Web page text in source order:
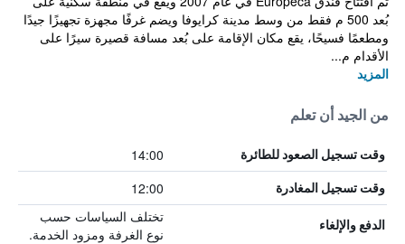
بُعد 500 م فقط من وسط مدينة كرايوفا ويضم غرفًا مجهزة تجهيزًا جيدًا
ومطعمًا فسيحًا، يقع مكان الإقامة على بُعد مسافة قصيرة سيرًا على
الأقدام م...
المزيد
من الجيد أن تعلم
وقت تسجيل الصعود للطائرة 14:00
وقت تسجيل المغادرة 12:00
الدفع والإلغاء
تختلف السياسات حسب
نوع الغرفة ومزود الخدمة.